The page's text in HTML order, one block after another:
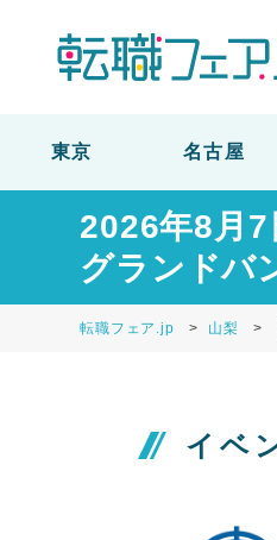
東京 名古屋
2026年8月
グランドバ
転職フェア.jp 山梨
イベ